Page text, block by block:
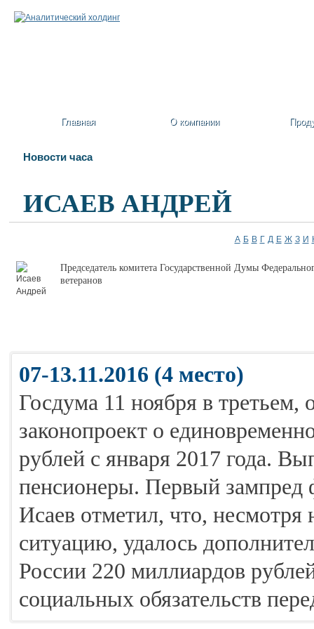
Главная О компании
Новости часа
ИСАЕВ АНДРЕЙ
А Б В Г Д Е Ж З И
Председатель комитета Государственной Думы
ветеранов
07-13.11.2016 (4 место)
Госдума 11 ноября в третьем,
законопроект о
рублей с января 2017 года.
пенсионеры. Первый зампред
Исаев отметил, что,
ситуацию, удалось
России 220 миллиардов
социальных обязательств